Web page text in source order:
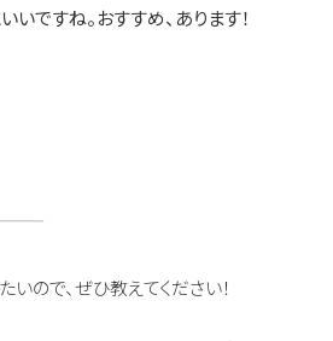
ですね。おすすめ、あります！
ので、ぜひ教えてください！